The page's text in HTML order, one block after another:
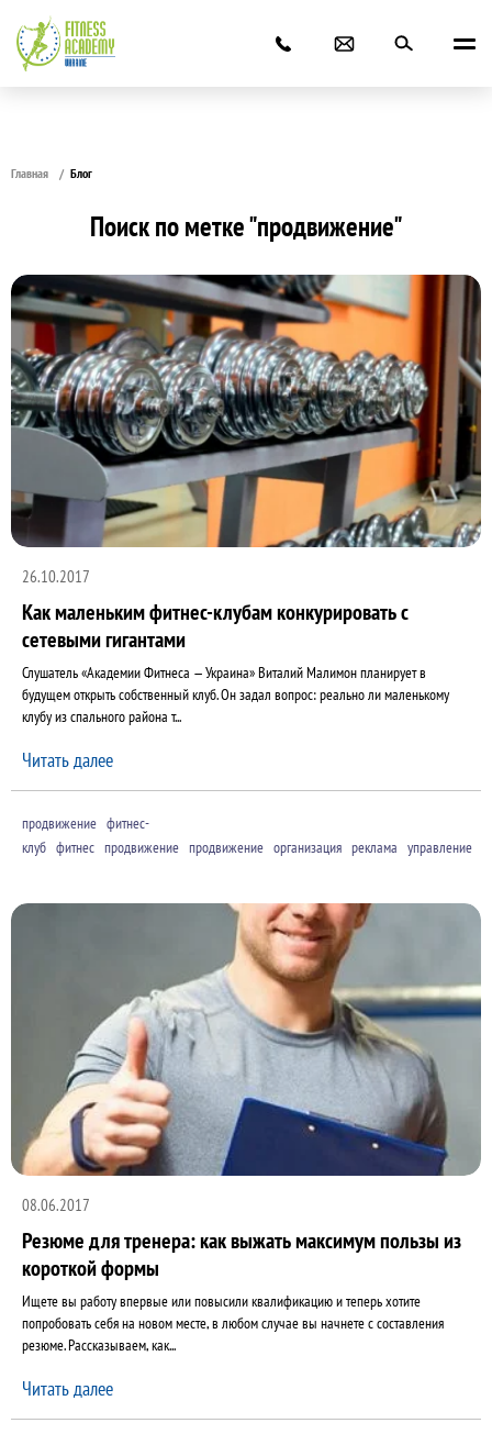
Главная Блог
Поиск по метке "продвижение"
26.10.2017
Как маленьким фитнес-клубам конкурировать с
сетевыми гигантами
Слушатель «Академии Фитнеса — Украина» Виталий Малимон планирует в
будущем открыть собственный клуб. Он задал вопрос: реально ли маленькому
клубу из спального района т...
Читать далее
продвижение фитнес-
клуб фитнес продвижение продвижение организация реклама управление
08.06.2017
Резюме для тренера: как выжать максимум пользы из
короткой формы
Ищете вы работу впервые или повысили квалификацию и теперь хотите
попробовать себя на новом месте, в любом случае вы начнете с составления
резюме. Рассказываем, как...
Читать далее